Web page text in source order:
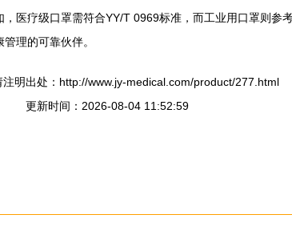
医疗级口罩需符合YY/T 0969标准，而工业用口罩则参
理的可靠伙伴。
注明出处：http://www.jy-medical.com/product/277.html
更新时间：2026-08-04 11:52:59